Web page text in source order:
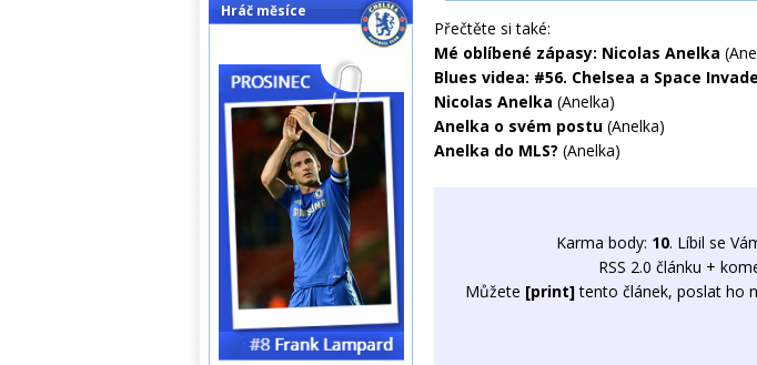
Přečtěte si také:
Mé oblíbené zápasy: Nicolas Anelka
Blues videa: #56. Chelsea a Space
Nicolas Anelka (Anelka)
Anelka o svém postu (Anelka)
Anelka do MLS? (Anelka)
Karma body: 10. Líbil se
RSS 2.0 článku +
Můžete [print]tento článek, poslat ho
Hráč měsíce